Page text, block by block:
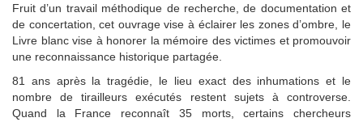
Fruit d’un travail méthodique de recherche, de documentation et
de concertation, cet ouvrage vise à éclairer les zones d’ombre, le
Livre blanc vise à honorer la mémoire des victimes et promouvoir
une reconnaissance historique partagée.
81 ans après la tragédie, le lieu exact des inhumations et le
nombre de tirailleurs exécutés restent sujets à controverse.
Quand la France reconnaît 35 morts, certains chercheurs